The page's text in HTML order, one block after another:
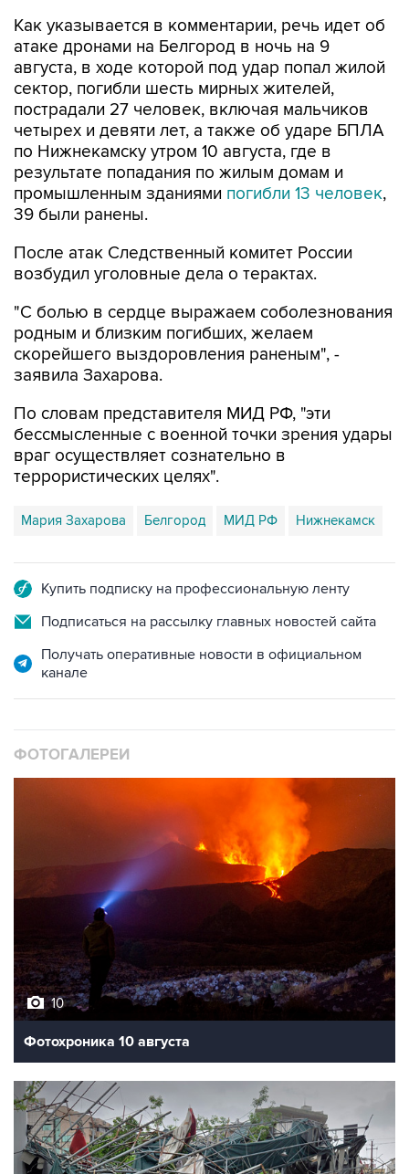
Как указывается в комментарии, речь идет об
атаке дронами на Белгород в ночь на 9
августа, в ходе которой под удар попал жилой
сектор, погибли шесть мирных жителей,
пострадали 27 человек, включая мальчиков
четырех и девяти лет, а также об ударе БПЛА
по Нижнекамску утром 10 августа, где в
результате попадания по жилым домам и
промышленным зданиями погибли 13 человек,
39 были ранены.
После атак Следственный комитет России
возбудил уголовные дела о терактах.
"С болью в сердце выражаем соболезнования
родным и близким погибших, желаем
скорейшего выздоровления раненым", -
заявила Захарова.
По словам представителя МИД РФ, "эти
бессмысленные с военной точки зрения удары
враг осуществляет сознательно в
террористических целях".
Мария Захарова Белгород МИД РФ Нижнекамск
Купить подписку на профессиональную ленту
Подписаться на рассылку главных новостей сайта
Получать оперативные новости в официальном
канале
ФОТОГАЛЕРЕИ
10
Фотохроника 10 августа